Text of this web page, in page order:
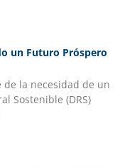
un Futuro Próspero
de la necesidad de un
Sostenible (DRS)